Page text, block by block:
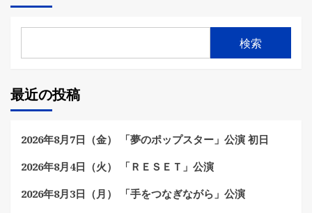
検索
最近の投稿
2026年8月7日（金） 「夢のポップスター」公演 初日
2026年8月4日（火） 「ＲＥＳＥＴ」公演
2026年8月3日（月） 「手をつなぎながら」公演